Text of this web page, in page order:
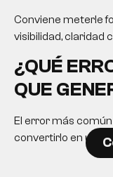
Conviene meterle
visibilidad, claridad
¿QUÉ
QUE
El error más
convertirlo en una